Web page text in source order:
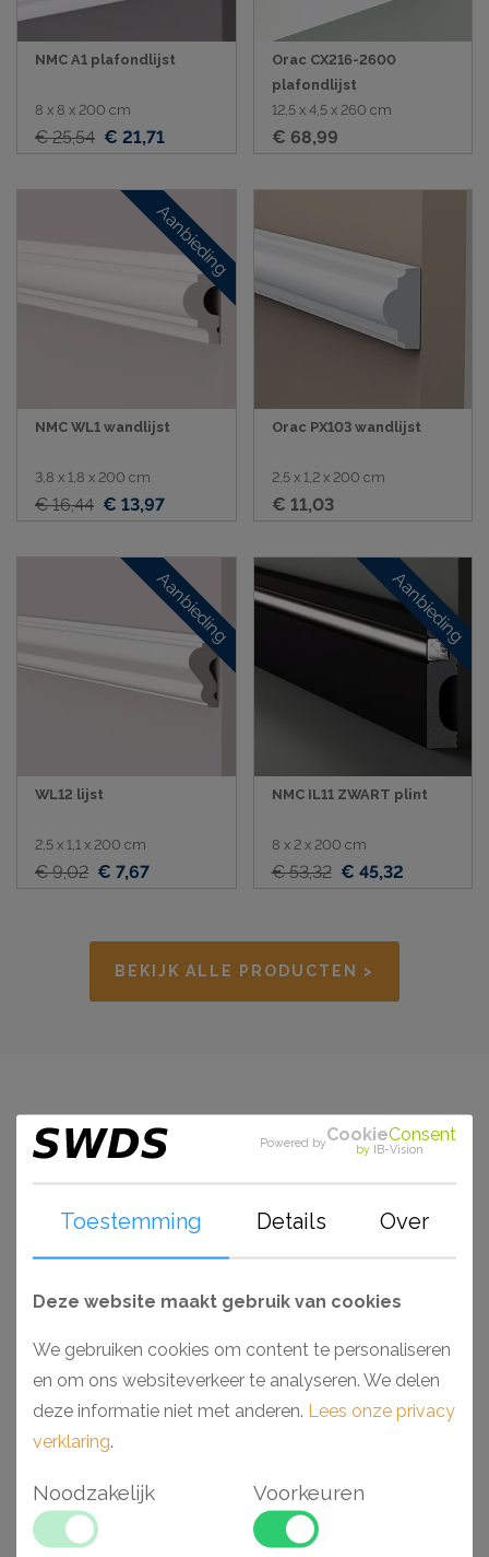
NMC A1 plafondlijst
8 x 8 x 200 cm
€ 25,54 € 21,71
Orac CX216-2600
plafondlijst
12,5 x 4,5 x 260 cm
€ 68,99
Aanbieding
NMC WL1 wandlijst
3,8 x 1,8 x 200 cm
€ 16,44 € 13,97
Orac PX103 wandlijst
2,5 x 1,2 x 200 cm
€ 11,03
Aanbieding
WL12 lijst
2,5 x 1,1 x 200 cm
€ 9,02 € 7,67
Aanbieding
NMC IL11 ZWART plint
8 x 2 x 200 cm
€ 53,32 € 45,32
BEKIJK ALLE PRODUCTEN >
Bestel gelijk mee
Stijlvol ophangsysteem voor schilderijen en
wanddecoraties dat achter een plafondlijst wordt
gemonteerd. Het ophangsysteem is onzichtbaar. Strak
mogelijk is om schilderijen op te hangen en te
verplaatsen. Ophangdraden kunnen op elke gewenste
plek in de rail worden geklikt of weer verwijderd.
Powered byCookieConsent
by IB-Vision
Toestemming Details Over
Deze website maakt gebruik van cookies
We gebruiken cookies om content te personaliseren
en om ons websiteverkeer te analyseren. We delen
deze informatie niet met anderen. Lees onze privacy
verklaring.
Noodzakelijk Voorkeuren